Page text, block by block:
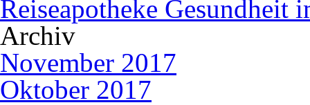
Reiseapotheke Gesundheit
Archiv
November 2017
Oktober 2017